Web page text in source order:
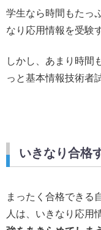
学生なら時間もたっ
なり応用情報を受験
しかし、あまり時間
っと基本情報技術者
いきなり合格
まったく合格できる
人は、いきなり応用